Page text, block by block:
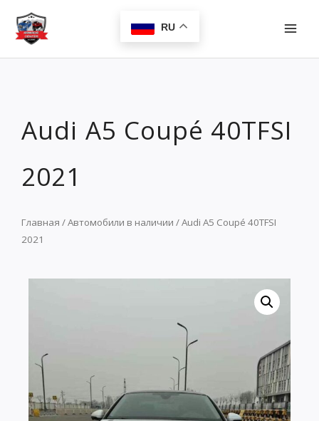
Перейти
содержимому
RU
Audi A5 Coupé 40TFSI
2021
Главная /Автомобили в наличии / Audi A5 Coupé 40TFSI
2021